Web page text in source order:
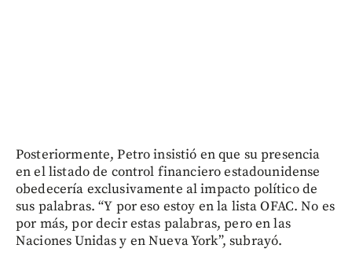
Posteriormente, Petro insistió en que su presencia
en el listado de control financiero estadounidense
obedecería exclusivamente al impacto político de
sus palabras. “Y por eso estoy en la lista OFAC. No es
por más, por decir estas palabras, pero en las
Naciones Unidas y en Nueva York”, subrayó.